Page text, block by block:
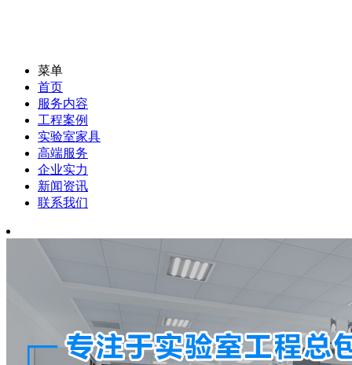
菜单
首页
服务内容
工程案例
实验室家具
高端服务
企业实力
新闻资讯
联系我们